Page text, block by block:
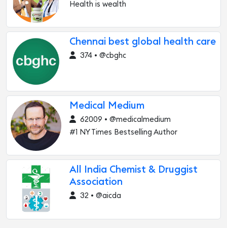
Health is wealth
Chennai best global health care
374 • @cbghc
Medical Medium
62009 • @medicalmedium
#1 NY Times Bestselling Author
All India Chemist & Druggist
Association
32 • @aicda